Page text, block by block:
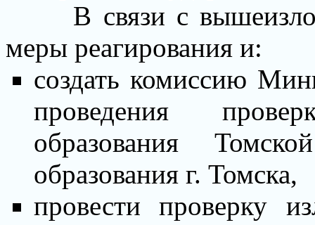
В связи с
меры реагирования и:
создать комиссию
проведения
образования
образования г. Томска,
провести проверку